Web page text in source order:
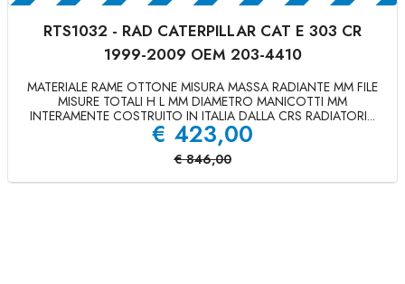
RTS1032 - RAD CATERPILLAR CAT E 303 CR
1999-2009 OEM 203-4410
MATERIALE RAME OTTONE MISURA MASSA RADIANTE MM FILE
MISURE TOTALI H L MM DIAMETRO MANICOTTI MM
INTERAMENTE COSTRUITO IN ITALIA DALLA CRS RADIATORI...
€ 423,00
€ 846,00